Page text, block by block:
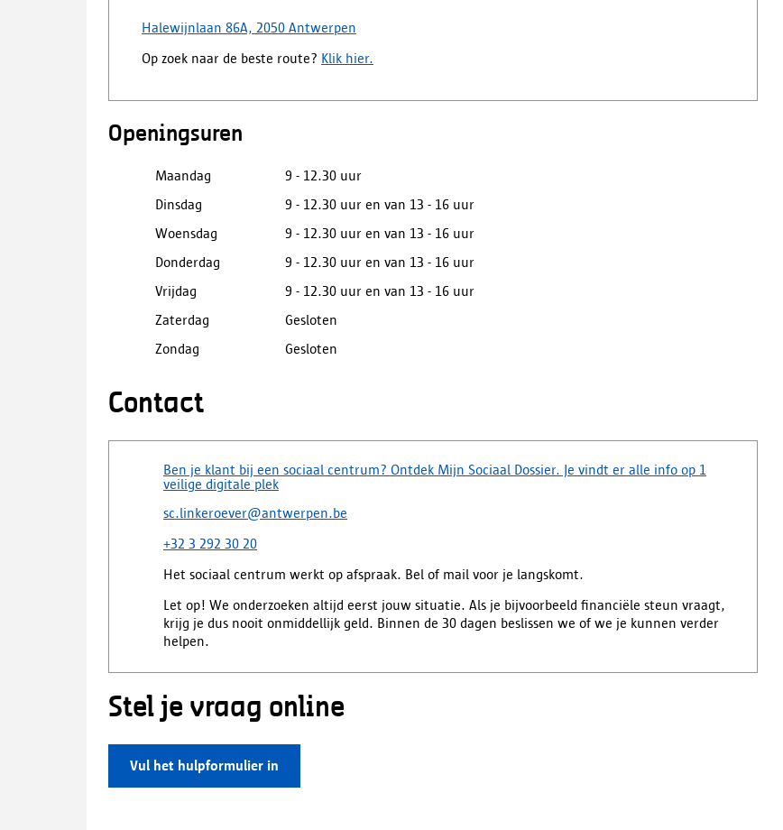
Halewijnlaan 86A, 2050 Antwerpen
Op zoek naar de beste route? Klik hier.
Openingsuren
Maandag
9 - 12.30 uur
Dinsdag
9 - 12.30 uur en van 13 - 16 uur
Woensdag
9 - 12.30 uur en van 13 - 16 uur
Donderdag
9 - 12.30 uur en van 13 - 16 uur
Vrijdag
9 - 12.30 uur en van 13 - 16 uur
Zaterdag
Gesloten
Zondag
Gesloten
Contact
Ben je klant bij een sociaal centrum? Ontdek Mijn Sociaal Dossier. Je vindt er alle info op 1
veilige digitale plek
sc.linkeroever@antwerpen.be
+32 3 292 30 20
Het sociaal centrum werkt op afspraak. Bel of mail voor je langskomt.
Let op! We onderzoeken altijd eerst jouw situatie. Als je bijvoorbeeld financiële steun vraagt,
krijg je dus nooit onmiddellijk geld. Binnen de 30 dagen beslissen we of we je kunnen verder
helpen.
Stel je vraag online
Vul het hulpformulier in